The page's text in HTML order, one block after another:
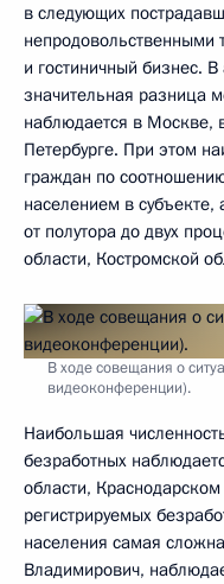
в следующих
непродовольственными
и гостиничный бизнес.
значительная разница
наблюдается в Москве,
Петербурге. При этом
граждан по
населением в
от полутора до двух
области, Костромской
В ходе совещания о
видеоконференции).
Наибольшая
безработных
области,
регистрируемых
населения самая
Владимирович,